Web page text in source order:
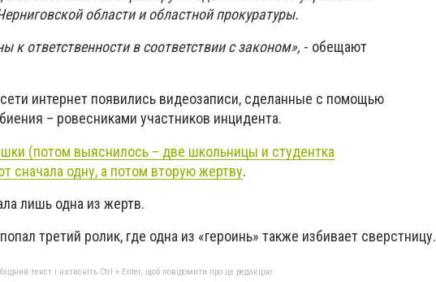
области и областной прокуратуры.
к ответственности в соответствии с законом», - обещают
интернет появились видеозаписи, сделанные с помощью
– ровесниками участников инцидента.
(потом выяснилось – две школьницы и студентка
сначала одну, а потом вторую жертву.
лишь одна из жертв.
третий ролик, где одна из «героинь» также избивает сверстницу.
текст і натисніть Ctrl + Enter, щоб повідомити про це редакцію